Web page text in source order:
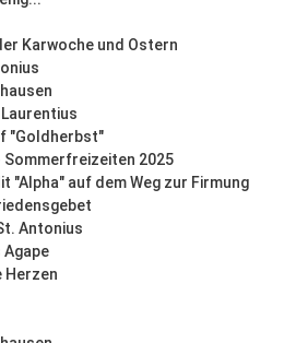
Karwoche und Ostern
"Goldherbst"
Sommerfreizeiten 2025
"Alpha" auf dem Weg zur Firmung
Antonius
Herzen